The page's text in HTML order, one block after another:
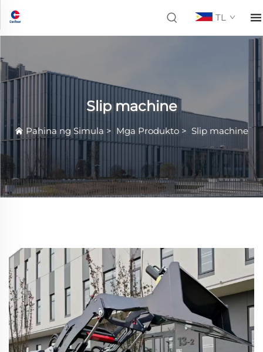
TL
Slip machine
Pahina ng Simula > Mga Produkto > Slip machine